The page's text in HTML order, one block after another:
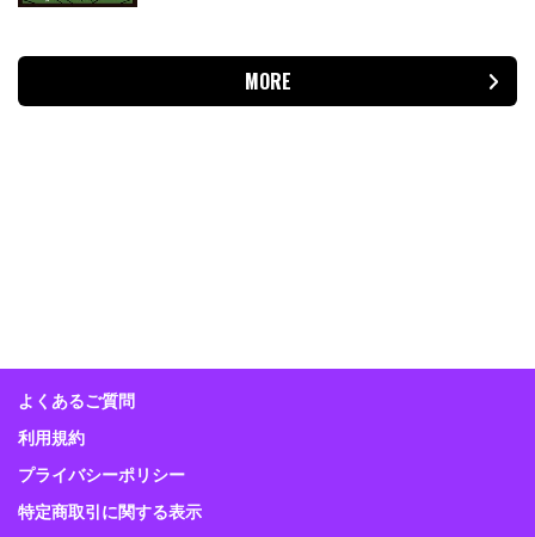
MORE
よくあるご質問
利用規約
プライバシーポリシー
特定商取引に関する表示